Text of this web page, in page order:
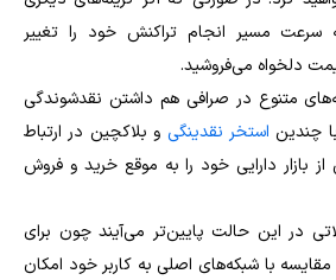
سرعت مسیر انجام تراکنش خود را تغییر
دلخواه می‌فروشید.
متنوع در صرافی هم داشتن نقدشوندگی
چندین استخر نقدینگی و بلاکچین در ارتباط
بازار دارایی خود را به موقع خرید و فروش
همچنین هزینه‌های معاملاتی در این حالت پایین‌‎تر می‌آیند چون برای
با شبکه‌های اصلی به کاربر خود امکان